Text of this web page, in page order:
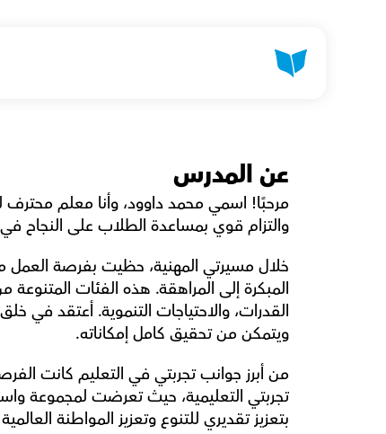
عن المدرس
والتزام قوي بمساعدة الطلاب على النجاح في
ويتمكن من تحقيق كامل إمكاناته.
بتعزيز تقديري للتنوع وتعزيز المواطنة